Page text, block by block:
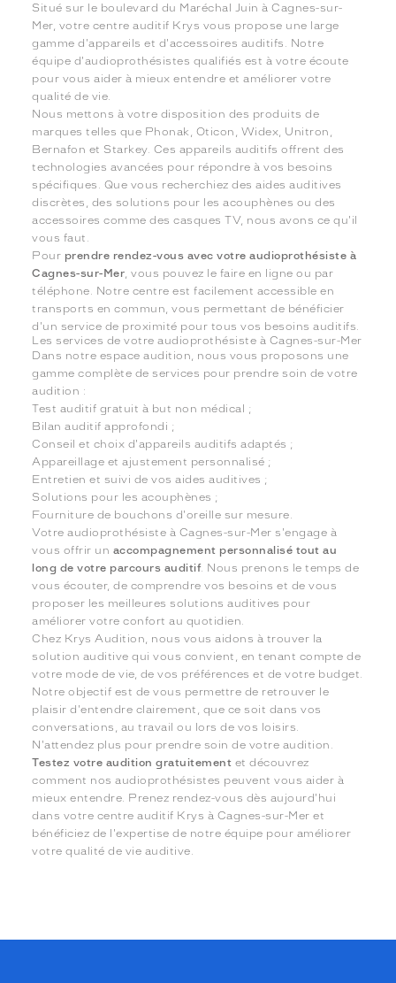
Situé sur le boulevard du Maréchal Juin à Cagnes-sur-
Mer, votre centre auditif Krys vous propose une large
gamme d'appareils et d'accessoires auditifs. Notre
équipe d'audioprothésistes qualifiés est à votre écoute
pour vous aider à mieux entendre et améliorer votre
qualité de vie.
Nous mettons à votre disposition des produits de
marques telles que Phonak, Oticon, Widex, Unitron,
Bernafon et Starkey. Ces appareils auditifs offrent des
technologies avancées pour répondre à vos besoins
spécifiques. Que vous recherchiez des aides auditives
discrètes, des solutions pour les acouphènes ou des
accessoires comme des casques TV, nous avons ce qu'il
vous faut.
Pour prendre rendez-vous avec votre audioprothésiste à
Cagnes-sur-Mer , vous pouvez le faire en ligne ou par
téléphone. Notre centre est facilement accessible en
transports en commun, vous permettant de bénéficier
d'un service de proximité pour tous vos besoins auditifs.
Les services de votre audioprothésiste à Cagnes-sur-Mer
Dans notre espace audition, nous vous proposons une
gamme complète de services pour prendre soin de votre
audition :
Test auditif gratuit à but non médical ;
Bilan auditif approfondi ;
Conseil et choix d'appareils auditifs adaptés ;
Appareillage et ajustement personnalisé ;
Entretien et suivi de vos aides auditives ;
Solutions pour les acouphènes ;
Fourniture de bouchons d'oreille sur mesure.
Votre audioprothésiste à Cagnes-sur-Mer s'engage à
vous offrir un accompagnement personnalisé tout au
long de votre parcours auditif. Nous prenons le temps de
vous écouter, de comprendre vos besoins et de vous
proposer les meilleures solutions auditives pour
améliorer votre confort au quotidien.
Chez Krys Audition, nous vous aidons à trouver la
solution auditive qui vous convient, en tenant compte de
votre mode de vie, de vos préférences et de votre budget.
Notre objectif est de vous permettre de retrouver le
plaisir d'entendre clairement, que ce soit dans vos
conversations, au travail ou lors de vos loisirs.
N'attendez plus pour prendre soin de votre audition.
Testez votre audition gratuitement et découvrez
comment nos audioprothésistes peuvent vous aider à
mieux entendre. Prenez rendez-vous dès aujourd'hui
dans votre centre auditif Krys à Cagnes-sur-Mer et
bénéficiez de l'expertise de notre équipe pour améliorer
votre qualité de vie auditive.